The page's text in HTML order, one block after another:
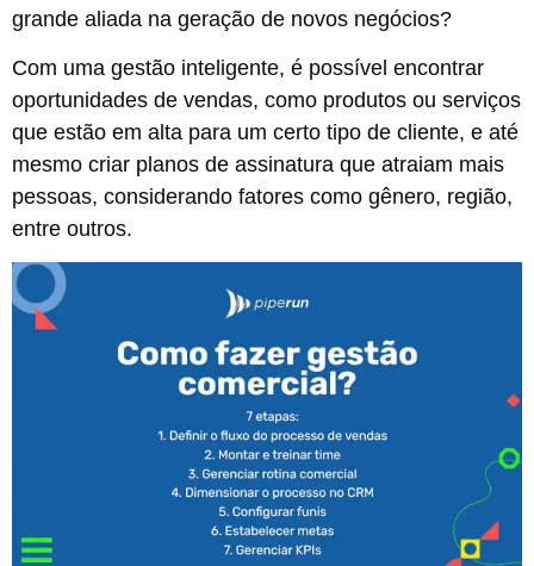
grande aliada na geração de novos negócios?
Com uma gestão inteligente, é possível encontrar
oportunidades de vendas, como produtos ou serviços
que estão em alta para um certo tipo de cliente, e até
mesmo criar planos de assinatura que atraiam mais
pessoas, considerando fatores como gênero, região,
entre outros.